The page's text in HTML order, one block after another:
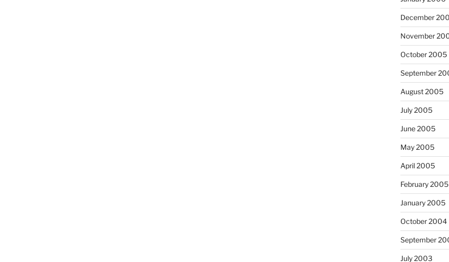
December
November
October 2005
September
August 2005
July 2005
June 2005
May 2005
April 2005
February 2005
January 2005
October 2004
September
July 2003